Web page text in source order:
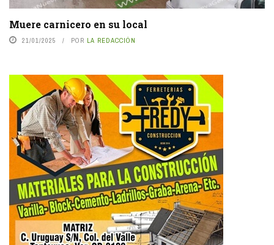
Muere carnicero en su local
21/01/2025 POR LA REDACCIÓN